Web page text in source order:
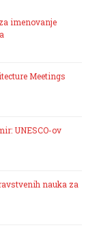
imenovanje
Meetings
UNESCO-ov
nauka za